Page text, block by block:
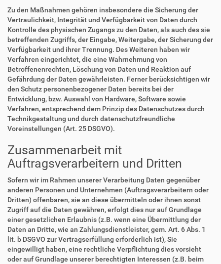
Zu den Maßnahmen gehören insbesondere die Sicherung der
Vertraulichkeit, Integrität und Verfügbarkeit von Daten durch
Kontrolle des physischen Zugangs zu den Daten, als auch des sie
betreffenden Zugriffs, der Eingabe, Weitergabe, der Sicherung der
Verfügbarkeit und ihrer Trennung. Des Weiteren haben wir
Verfahren eingerichtet, die eine Wahrnehmung von
Betroffenenrechten, Löschung von Daten und Reaktion auf
Gefährdung der Daten gewährleisten. Ferner berücksichtigen wir
den Schutz personenbezogener Daten bereits bei der
Entwicklung, bzw. Auswahl von Hardware, Software sowie
Verfahren, entsprechend dem Prinzip des Datenschutzes durch
Technikgestaltung und durch datenschutzfreundliche
Voreinstellungen (Art. 25 DSGVO).
Zusammenarbeit mit
Auftragsverarbeitern und Dritten
Sofern wir im Rahmen unserer Verarbeitung Daten gegenüber
anderen Personen und Unternehmen (Auftragsverarbeitern oder
Dritten) offenbaren, sie an diese übermitteln oder ihnen sonst
Zugriff auf die Daten gewähren, erfolgt dies nur auf Grundlage
einer gesetzlichen Erlaubnis (z.B. wenn eine Übermittlung der
Daten an Dritte, wie an Zahlungsdienstleister, gem. Art. 6 Abs. 1
lit. b DSGVO zur Vertragserfüllung erforderlich ist), Sie
eingewilligt haben, eine rechtliche Verpflichtung dies vorsieht
oder auf Grundlage unserer berechtigten Interessen (z.B. beim